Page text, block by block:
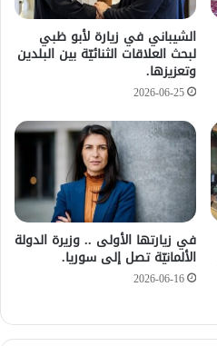
الشيباني في زيارة لأبو ظبي
لبحث العلاقات الثنائيّة بين البلدين
وتعزيزها.
2026-06-25
في زيارتها الأولى .. وزيرة الدولة
الألمانيّة تصل إلى سوريا.
2026-06-16